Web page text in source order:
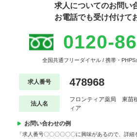
求人についてのお問い
お電話でも受け付けて
0120-
全国共通フリーダイヤル / 携帯・
求人番号 478968
法人名
フロンティア薬局 東苗
ィア
お問い合わせの例
「求人番号〇〇〇〇〇〇に興味があるので、詳